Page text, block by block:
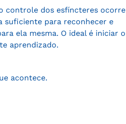
controle dos esfíncteres ocorre
suficiente para reconhecer e
ela mesma. O ideal é iniciar o
aprendizado.
acontece.